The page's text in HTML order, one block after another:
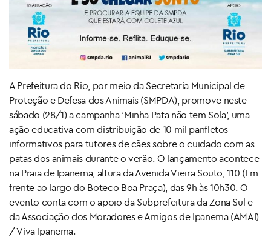
A Prefeitura do Rio, por meio da Secretaria Municipal de
Proteção e Defesa dos Animais (SMPDA), promove neste
sábado (28/1) a campanha ‘Minha Pata não tem Sola’, uma
ação educativa com distribuição de 10 mil panfletos
informativos para tutores de cães sobre o cuidado com as
patas dos animais durante o verão. O lançamento acontece
na Praia de Ipanema, altura da Avenida Vieira Souto, 110 (Em
frente ao largo do Boteco Boa Praça), das 9h às 10h30. O
evento conta com o apoio da Subprefeitura da Zona Sul e
da Associação dos Moradores e Amigos de Ipanema (AMAI)
/ Viva Ipanema.